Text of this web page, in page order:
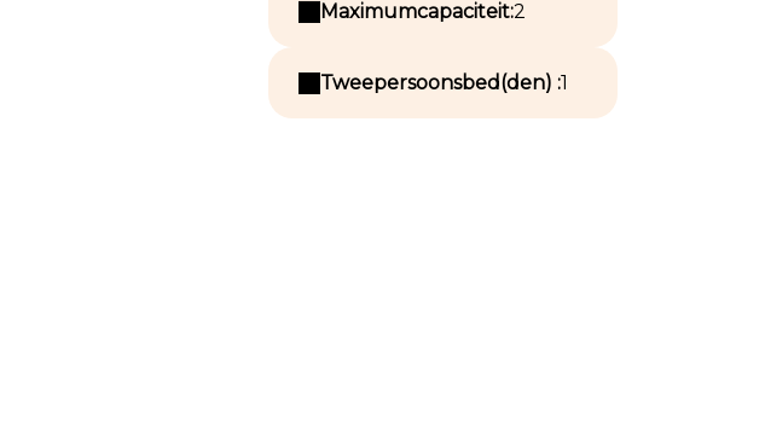
Maximumcapaciteit:2
Tweepersoonsbed(den) :1